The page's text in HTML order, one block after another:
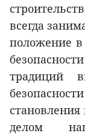
всегда
положение в
традиций
делом